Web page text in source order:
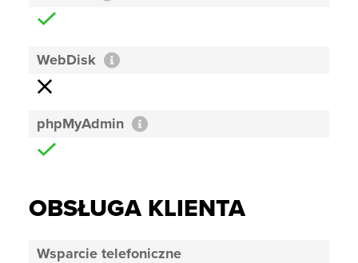
WebDisk
phpMyAdmin
OBSŁUGA KLIENTA
Wsparcie telefoniczne